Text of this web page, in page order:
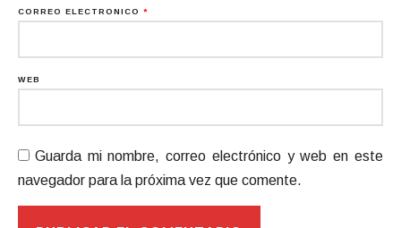
CORREO ELECTRÓNICO *
WEB
Guarda mi nombre, correo electrónico y web en este
navegador para la próxima vez que comente.